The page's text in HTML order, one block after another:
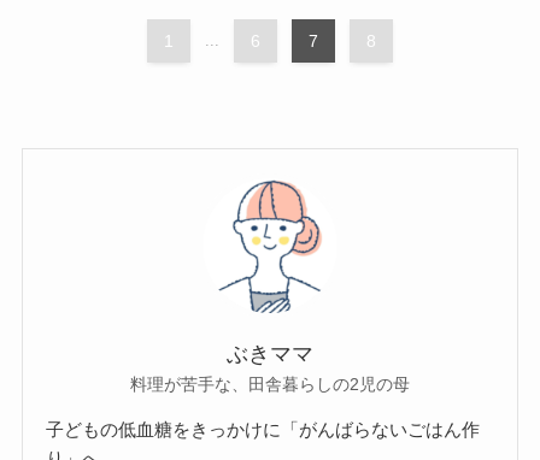
1 ... 6 7 8
ぶきママ
料理が苦手な、田舎暮らしの2児の母
子どもの低血糖をきっかけに「がんばらないごはん作